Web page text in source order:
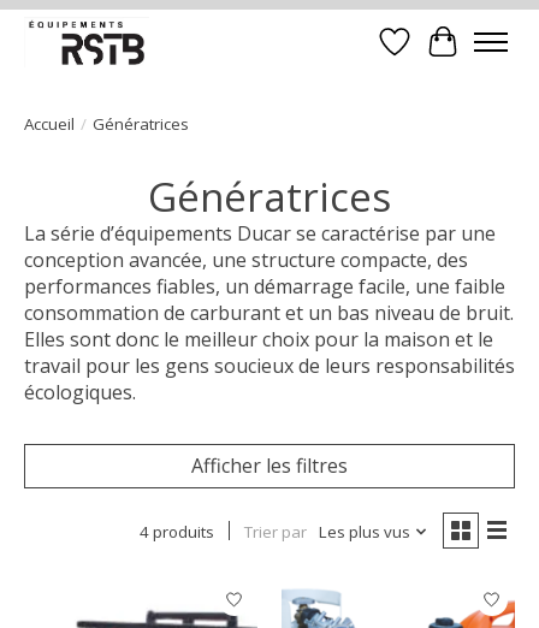
Liste dePanier
Accueil / Génératrices
Génératrices
La série d’équipements Ducar se caractérise par une
conception avancée, une structure compacte, des
performances fiables, un démarrage facile, une faible
consommation de carburant et un bas niveau de bruit.
Elles sont donc le meilleur choix pour la maison et le
travail pour les gens soucieux de leurs responsabilités
écologiques.
Afficher les filtres
4 produits Trier par Les plus vus